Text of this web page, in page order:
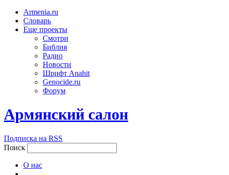
Armenia.ru
Словарь
Еще проекты
Смотри
Библия
Радио
Новости
Шрифт Anahit
Genocide.ru
Форум
Армянский салон
Подписка на RSS
Поиск
О нас